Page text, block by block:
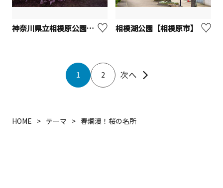
神奈川県立相模原公園（桜）【相模原市】 相模湖公園【相模原市】
1 2
HOME テーマ 春爛漫！桜の名所